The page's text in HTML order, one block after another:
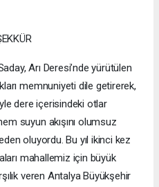
Arı Deresi’nde yürütülen
memnuniyeti dile getirerek,
dere içerisindeki otlar
suyun akışını olumsuz
oluyordu. Bu yıl ikinci kez
mahallemiz için büyük
veren Antalya Büyükşehir